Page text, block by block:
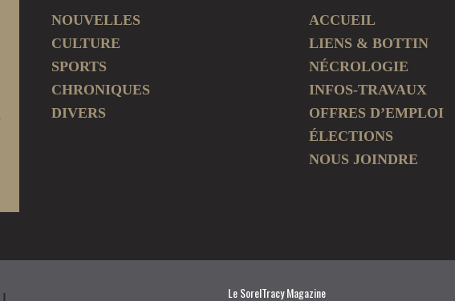
NOUVELLES
CULTURE
SPORTS
CHRONIQUES
DIVERS
ACCUEIL
LIENS & BOTTIN
NÉCROLOGIE
INFOS-TRAVAUX
OFFRES D’EMPLOI
ÉLECTIONS
NOUS JOINDRE
Le SorelTracy Magazine